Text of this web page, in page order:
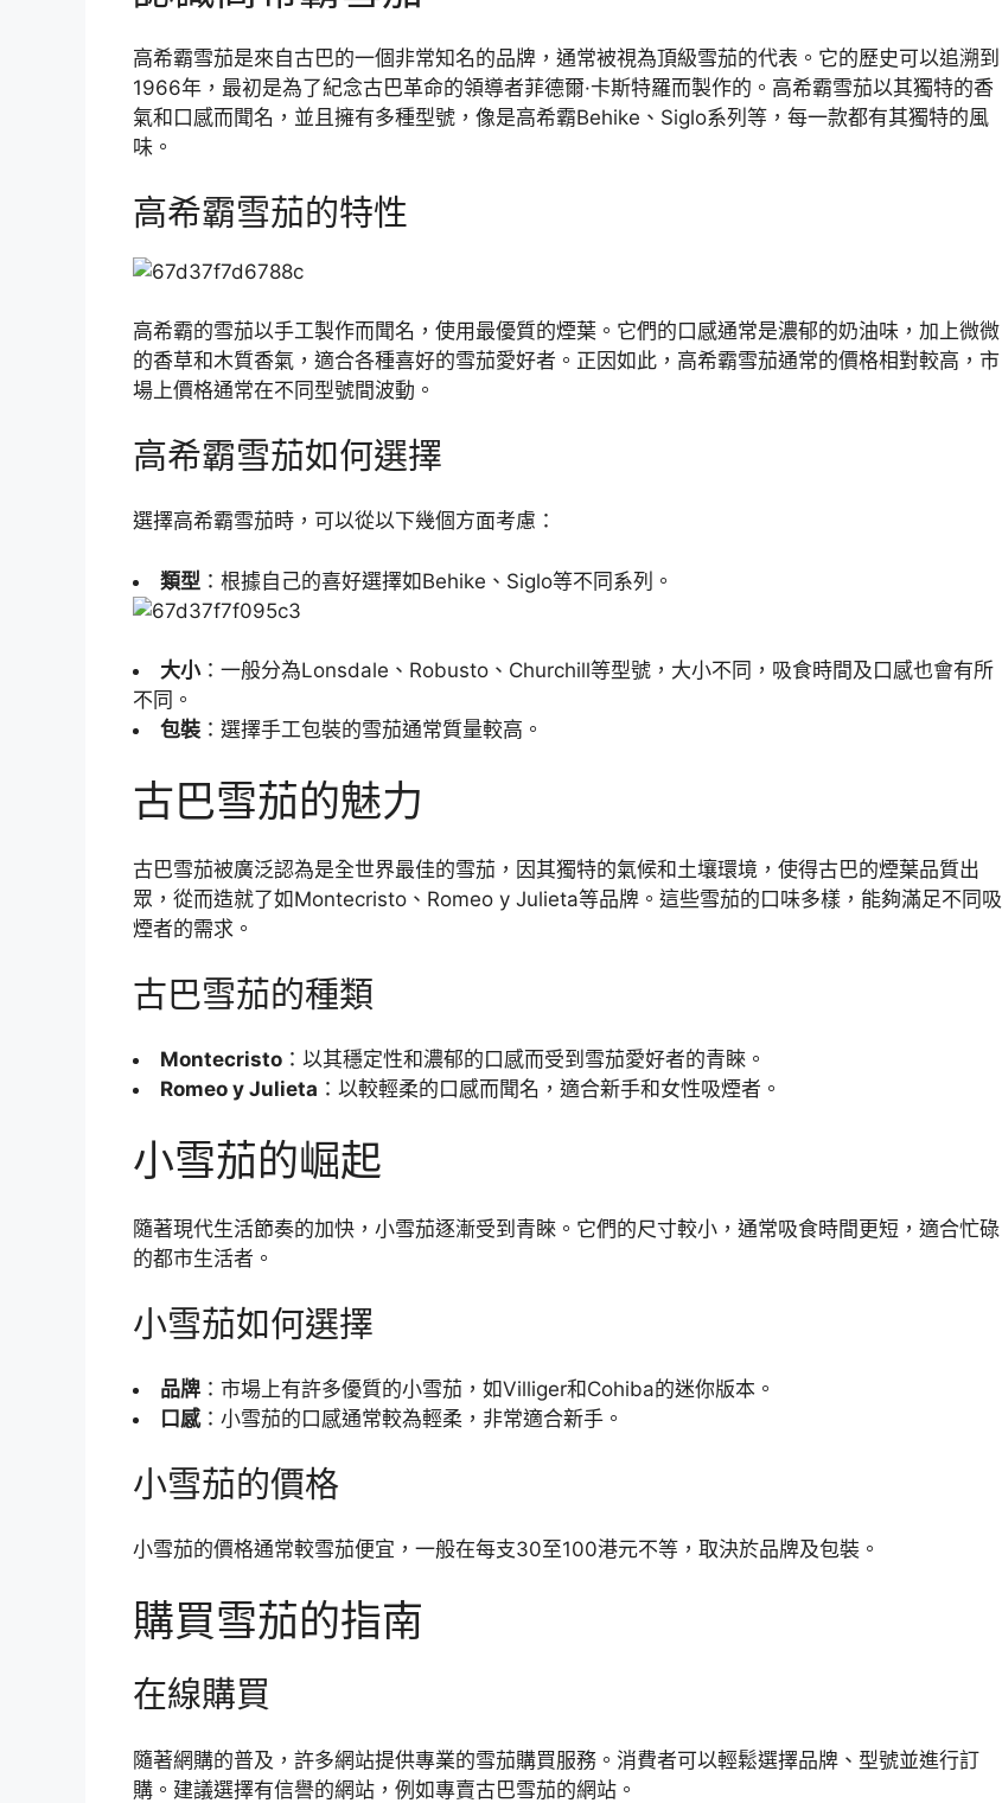
高希霸雪茄是來自古巴的一個非常知名的品牌，通常被視為頂級雪茄的代表。它的歷史可以追溯到
1966年，最初是為了紀念古巴革命的領導者菲德爾·卡斯特羅而製作的。高希霸雪茄以其獨特的香
氣和口感而聞名，並且擁有多種型號，像是高希霸Behike、Siglo系列等，每一款都有其獨特的風
味。
高希霸雪茄的特性
高希霸的雪茄以手工製作而聞名，使用最優質的煙葉。它們的口感通常是濃郁的奶油味，加上微微
的香草和木質香氣，適合各種喜好的雪茄愛好者。正因如此，高希霸雪茄通常的價格相對較高，市
場上價格通常在不同型號間波動。
高希霸雪茄如何選擇
選擇高希霸雪茄時，可以從以下幾個方面考慮：
類型 ：根據自己的喜好選擇如Behike、Siglo等不同系列。
大小：一般分為Lonsdale、Robusto、Churchill等型號，大小不同，吸食時間及口感也會有所
不同。
包裝 ：選擇手工包裝的雪茄通常質量較高。
古巴雪茄的魅力
古巴雪茄被廣泛認為是全世界最佳的雪茄，因其獨特的氣候和土壤環境，使得古巴的煙葉品質出
眾，從而造就了如Montecristo、Romeo y Julieta等品牌。這些雪茄的口味多樣，能夠滿足不同吸
煙者的需求。
古巴雪茄的種類
Montecristo ：以其穩定性和濃郁的口感而受到雪茄愛好者的青睞。
Romeo y Julieta ：以較輕柔的口感而聞名，適合新手和女性吸煙者。
小雪茄的崛起
隨著現代生活節奏的加快，小雪茄逐漸受到青睞。它們的尺寸較小，通常吸食時間更短，適合忙碌
的都市生活者。
小雪茄如何選擇
品牌 ：市場上有許多優質的小雪茄，如Villiger和Cohiba的迷你版本。
口感：小雪茄的口感通常較為輕柔，非常適合新手。
小雪茄的價格
小雪茄的價格通常較雪茄便宜，一般在每支30至100港元不等，取決於品牌及包裝。
購買雪茄的指南
在線購買
隨著網購的普及，許多網站提供專業的雪茄購買服務。消費者可以輕鬆選擇品牌、型號並進行訂
購。建議選擇有信譽的網站，例如專賣古巴雪茄的網站。